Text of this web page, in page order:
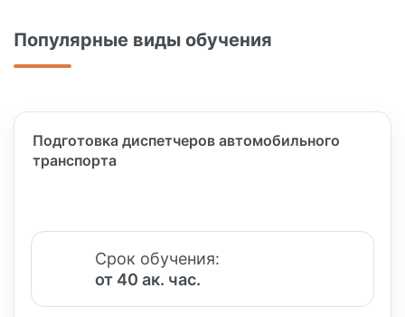
Популярные виды обучения
Подготовка диспетчеров автомобильного
транспорта
Срок обучения:
от 40 ак. час.